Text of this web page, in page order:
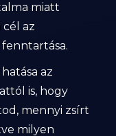
miatt
az
fenntartása.
az
is, hogy
mennyi zsírt
milyen